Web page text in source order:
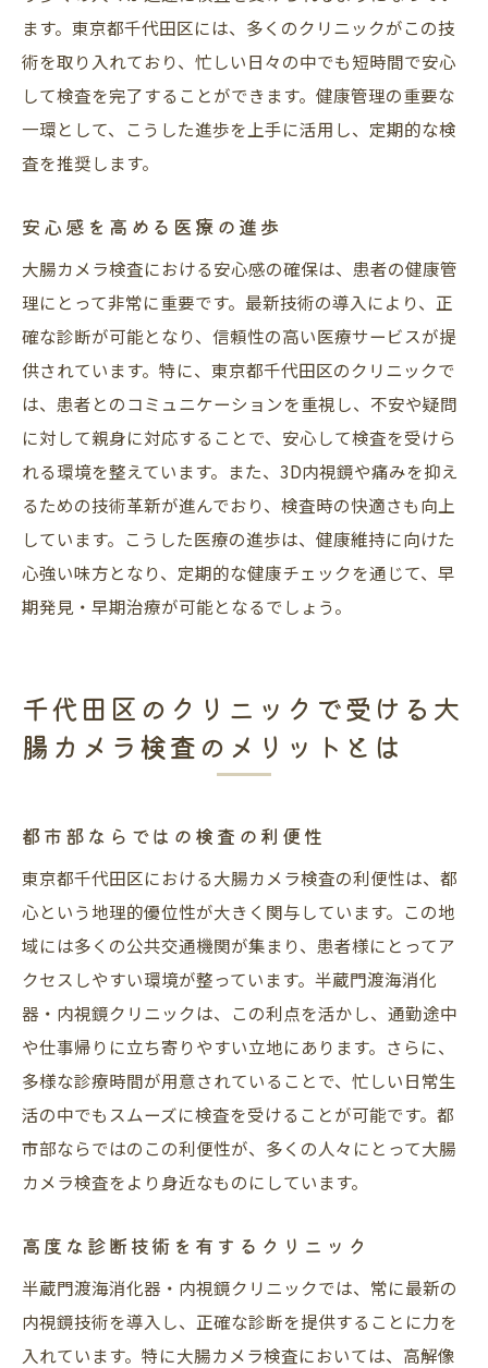
ます。東京都千代田区には、多くのクリニックがこの技
術を取り入れており、忙しい日々の中でも短時間で安心
して検査を完了することができます。健康管理の重要な
一環として、こうした進歩を上手に活用し、定期的な検
査を推奨します。
安心感を高める医療の進歩
大腸カメラ検査における安心感の確保は、患者の健康管
理にとって非常に重要です。最新技術の導入により、正
確な診断が可能となり、信頼性の高い医療サービスが提
供されています。特に、東京都千代田区のクリニックで
は、患者とのコミュニケーションを重視し、不安や疑問
に対して親身に対応することで、安心して検査を受けら
れる環境を整えています。また、3D内視鏡や痛みを抑え
るための技術革新が進んでおり、検査時の快適さも向上
しています。こうした医療の進歩は、健康維持に向けた
心強い味方となり、定期的な健康チェックを通じて、早
期発見・早期治療が可能となるでしょう。
千代田区のクリニックで受ける大
腸カメラ検査のメリットとは
都市部ならではの検査の利便性
東京都千代田区における大腸カメラ検査の利便性は、都
心という地理的優位性が大きく関与しています。この地
域には多くの公共交通機関が集まり、患者様にとってア
クセスしやすい環境が整っています。半蔵門渡海消化
器・内視鏡クリニックは、この利点を活かし、通勤途中
や仕事帰りに立ち寄りやすい立地にあります。さらに、
多様な診療時間が用意されていることで、忙しい日常生
活の中でもスムーズに検査を受けることが可能です。都
市部ならではのこの利便性が、多くの人々にとって大腸
カメラ検査をより身近なものにしています。
高度な診断技術を有するクリニック
半蔵門渡海消化器・内視鏡クリニックでは、常に最新の
内視鏡技術を導入し、正確な診断を提供することに力を
入れています。特に大腸カメラ検査においては、高解像